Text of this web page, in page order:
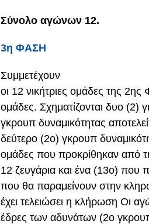
Σύνολο αγώνων 12.
3η ΦΑΣΗ
Συμμετέχουν
οι 12 νικήτριες ομάδες της
ομάδες. Σχηματίζονται δυο (2)
γκρουπ δυναμικότητας
δεύτερο (2ο) γκρουπ
ομάδες που προκρίθηκαν από
12 ζευγάρια και ένα (13ο) που
που θα παραμείνουν στην
έχει τελειώσει η κλήρωση Οι
έδρες των αδυνάτων (2ο